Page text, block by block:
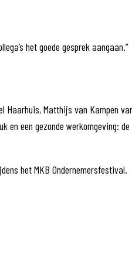
het goede gesprek aangaan.”
Haarhuis, Matthijs van Kampen
een gezonde werkomgeving:
het MKB Ondernemersfestival.